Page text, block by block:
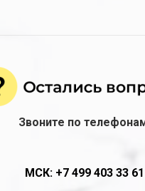
Звоните по
МСК: +7 499 403 33 61